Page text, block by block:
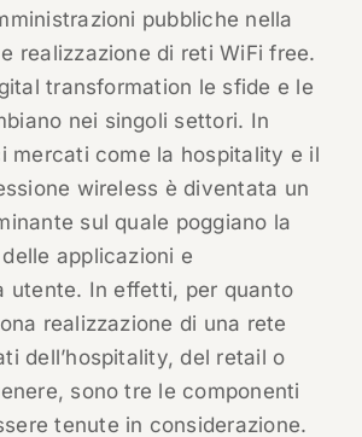
pubbliche nella
realizzazione di reti WiFi free.
transformation le sfide e le
nei singoli settori. In
mercati come la hospitality e il
wireless è diventata un
sul quale poggiano la
applicazioni e
utente. In effetti, per quanto
realizzazione di una rete
dell’hospitality, del retail o
sono tre le componenti
tenute in considerazione.